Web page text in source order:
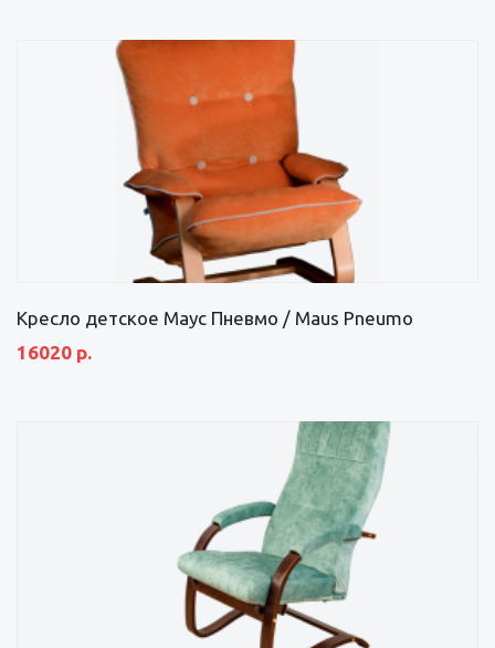
Кресло детское Маус Пневмо / Maus Pneumo
16020 р.